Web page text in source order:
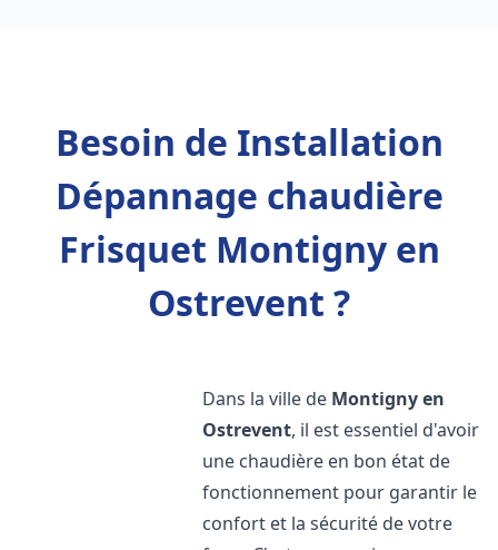
Besoin de Installation
Dépannage chaudière
Frisquet Montigny en
Ostrevent ?
Dans la ville de Montigny en
Ostrevent, il est essentiel d'avoir
une chaudière en bon état de
fonctionnement pour garantir le
confort et la sécurité de votre